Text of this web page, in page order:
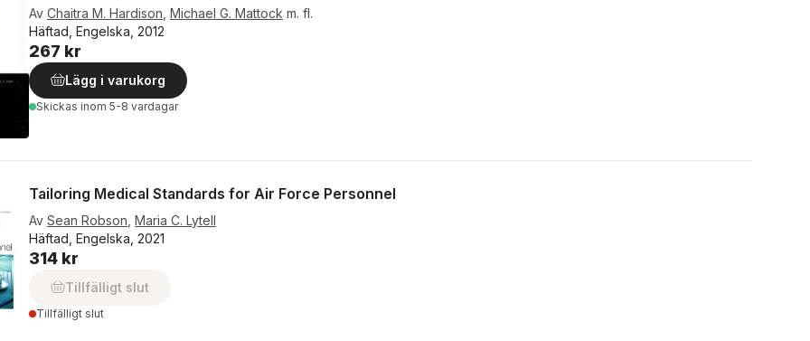
Av Chaitra M. Hardison Michael G. Mattock m. fl.
Häftad, Engelska, 2012
267 kr
Lägg i varukorg
Skickas inom 5-8 vardagar
Tailoring Medical Standards for Air Force Personnel
Av Sean Robson Maria C. Lytell
Häftad, Engelska, 2021
314 kr
Tillfälligt slut
Tillfälligt slut